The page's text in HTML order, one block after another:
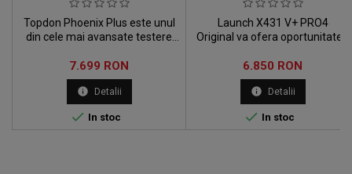
Topdon Phoenix Plus este unul
din cele mai avansate testere
lume. Cu ajutorul
testerului Topdon Phoenix PRO
puteti face codari, adaptari si
chiar si programari.
Pret
7.699 RON
info Detalii
 In stoc
Launch X431 V+ PRO4
Original va ofera oportunitatea
completa cu toate datele
obitnute iar in acelasi timp
includeti functii si servicii
Pret
6.850 RON
info Detalii
 In stoc